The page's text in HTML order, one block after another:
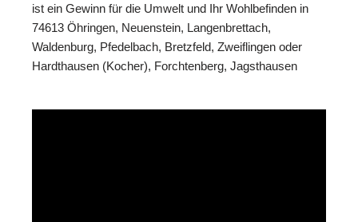
ist ein Gewinn für die Umwelt und Ihr Wohlbefinden in
74613 Öhringen, Neuenstein, Langenbrettach,
Waldenburg, Pfedelbach, Bretzfeld, Zweiflingen oder
Hardthausen (Kocher), Forchtenberg, Jagsthausen